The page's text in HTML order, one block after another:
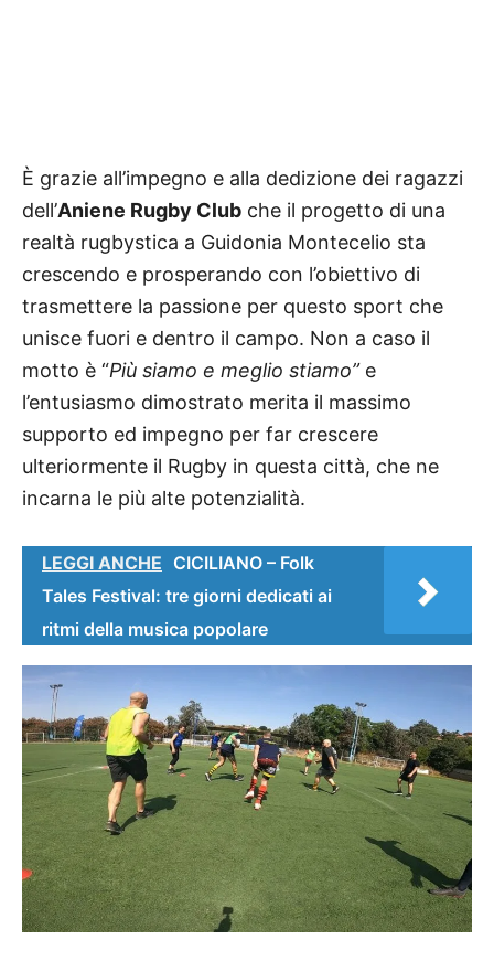
È grazie all’impegno e alla dedizione dei ragazzi
dell’Aniene Rugby Club che il progetto di una
realtà rugbystica a Guidonia Montecelio sta
crescendo e prosperando con l’obiettivo di
trasmettere la passione per questo sport che
unisce fuori e dentro il campo. Non a caso il
motto è “Più siamo e meglio stiamo” e
l’entusiasmo dimostrato merita il massimo
supporto ed impegno per far crescere
ulteriormente il Rugby in questa città, che ne
incarna le più alte potenzialità.
LEGGI ANCHE CICILIANO – Folk
Tales Festival: tre giorni dedicati ai
ritmi della musica popolare